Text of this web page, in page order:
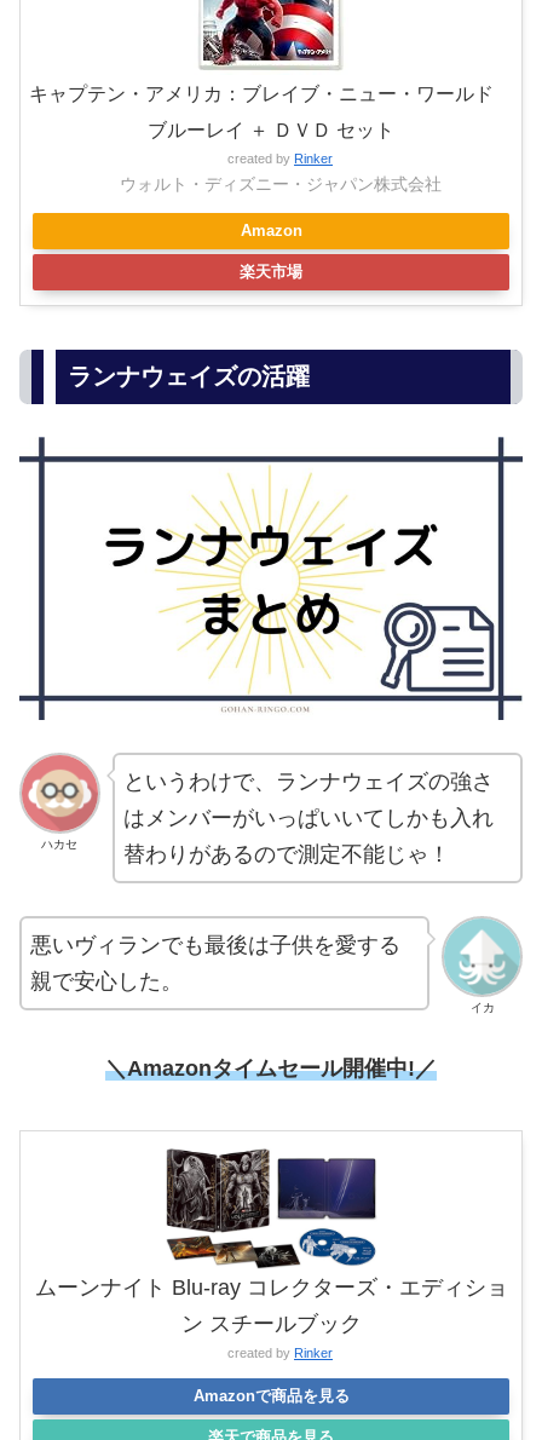
キャプテン・アメリカ：ブレイブ・ニュー・ワールド
ブルーレイ ＋ ＤＶＤ セット
created by Rinker
ウォルト・ディズニー・ジャパン株式会社
Amazon
楽天市場
ランナウェイズの活躍
ハカセ
というわけで、ランナウェイズの強さ
はメンバーがいっぱいいてしかも入れ
替わりがあるので測定不能じゃ！
イカ
悪いヴィランでも最後は子供を愛する
親で安心した。
＼Amazonタイムセール開催中!／
ムーンナイト Blu-ray コレクターズ・エディショ
ン スチールブック
created by Rinker
Amazonで商品を見る